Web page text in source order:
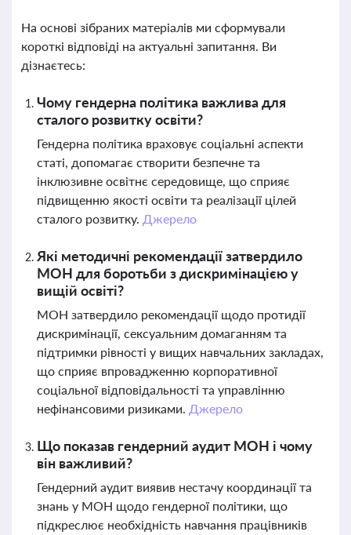
На основі зібраних матеріалів ми сформували
короткі відповіді на актуальні запитання. Ви
дізнаєтесь:
Чому гендерна політика важлива для
сталого розвитку освіти?
Гендерна політика враховує соціальні аспекти
статі, допомагає створити безпечне та
інклюзивне освітнє середовище, що сприяє
підвищенню якості освіти та реалізації цілей
сталого розвитку. Джерело
Які методичні рекомендації затвердило
МОН для боротьби з дискримінацією у
вищій освіті?
МОН затвердило рекомендації щодо протидії
дискримінації, сексуальним домаганням та
підтримки рівності у вищих навчальних закладах,
що сприяє впровадженню корпоративної
соціальної відповідальності та управлінню
нефінансовими ризиками. Джерело
Що показав гендерний аудит МОН і чому
він важливий?
Гендерний аудит виявив нестачу координації та
знань у МОН щодо гендерної політики, що
підкреслює необхідність навчання працівників